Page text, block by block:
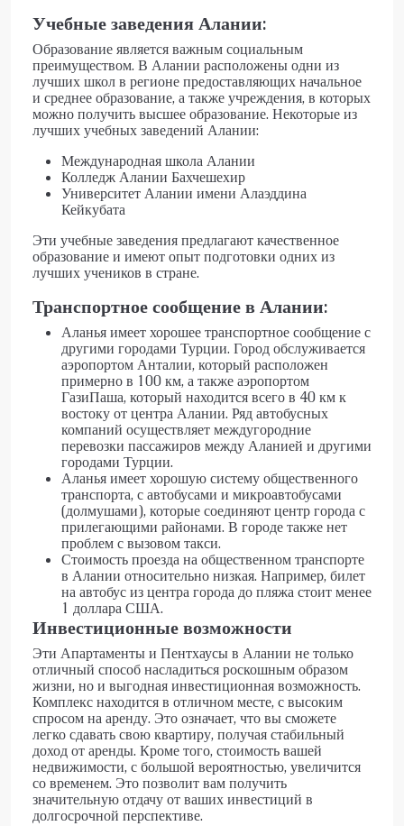
Учебные заведения Алании:
Образование является важным социальным
преимуществом. В Алании расположены одни из
лучших школ в регионе предоставляющих начальное
и среднее образование, а также учреждения, в которых
можно получить высшее образование. Некоторые из
лучших учебных заведений Алании:
Международная школа Алании
Колледж Алании Бахчешехир
Университет Алании имени Алаэддина
Кейкубата
Эти учебные заведения предлагают качественное
образование и имеют опыт подготовки одних из
лучших учеников в стране.
Транспортное сообщение в Алании:
Аланья имеет хорошее транспортное сообщение с
другими городами Турции. Город обслуживается
аэропортом Анталии, который расположен
примерно в 100 км, а также аэропортом
ГазиПаша, который находится всего в 40 км к
востоку от центра Алании. Ряд автобусных
компаний осуществляет междугородние
перевозки пассажиров между Аланией и другими
городами Турции.
Аланья имеет хорошую систему общественного
транспорта, с автобусами и микроавтобусами
(долмушами), которые соединяют центр города с
прилегающими районами. В городе также нет
проблем с вызовом такси.
Стоимость проезда на общественном транспорте
в Алании относительно низкая. Например, билет
на автобус из центра города до пляжа стоит менее
1 доллара США.
Инвестиционные возможности
Эти Апартаменты и Пентхаусы в Алании не только
отличный способ насладиться роскошным образом
жизни, но и выгодная инвестиционная возможность.
Комплекс находится в отличном месте, с высоким
спросом на аренду. Это означает, что вы сможете
легко сдавать свою квартиру, получая стабильный
доход от аренды. Кроме того, стоимость вашей
недвижимости, с большой вероятностью, увеличится
со временем. Это позволит вам получить
значительную отдачу от ваших инвестиций в
долгосрочной перспективе.